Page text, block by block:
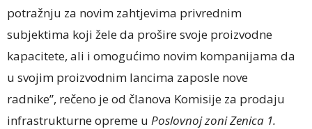
potražnju za novim zahtjevima privrednim
subjektima koji žele da prošire svoje proizvodne
kapacitete, ali i omogućimo novim kompanijama da
u svojim proizvodnim lancima zaposle nove
radnike”, rečeno je od članova Komisije za prodaju
infrastrukturne opreme u Poslovnoj zoni Zenica 1.